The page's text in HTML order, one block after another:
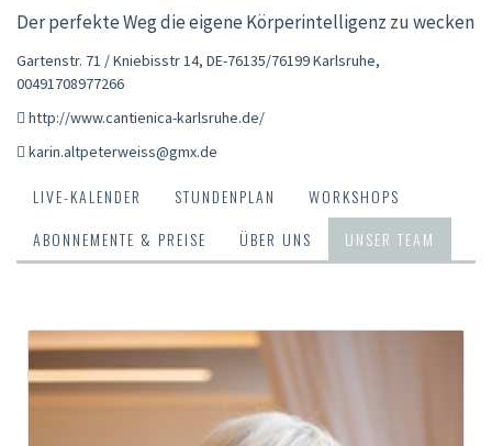
Der perfekte Weg die eigene Körperintelligenz zu wecken
Gartenstr. 71 / Kniebisstr 14, DE-76135/76199 Karlsruhe,
00491708977266
http://www.cantienica-karlsruhe.de/
karin.altpeterweiss@gmx.de
LIVE-KALENDER STUNDENPLAN
WORKSHOPS
ABONNEMENTE & PREISE
ÜBER UNS UNSER TEAM